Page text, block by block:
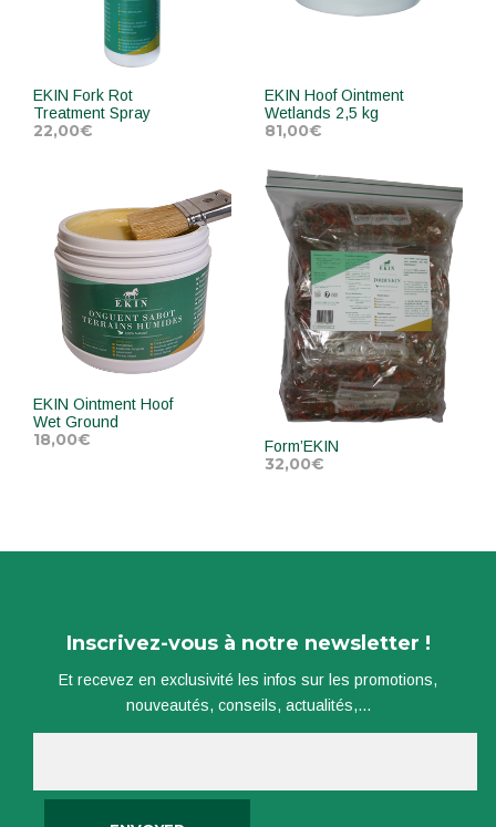
EKIN Fork Rot
Treatment Spray
22,00€
EKIN Hoof Ointment
Wetlands 2,5 kg
81,00€
ADD TO CART
EKIN Ointment Hoof
Wet Ground
18,00€ Form’EKIN
32,00€
Inscrivez-vous à notre newsletter !
Et recevez en exclusivité les infos sur les promotions,
nouveautés, conseils, actualités,...